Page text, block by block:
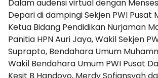
Dalam audensi virtual dengan
Depari di dampingi Sekjen PWI Pusat
Ketua Bidang Pendidikan Nurjaman
Panitia HPN Auri Jaya, Wakil Sekjen
Suprapto, Bendahara Umum
Wakil Bendahara Umum PWI Pusat